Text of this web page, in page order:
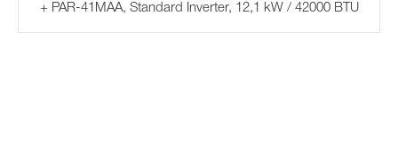
+ PAR-41MAA, Standard Inverter, 12,1 kW / 42000 BTU